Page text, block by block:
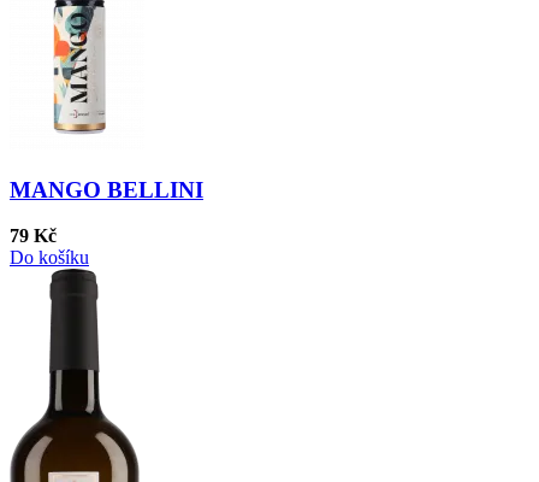
MANGO BELLINI
79 Kč
Do košíku